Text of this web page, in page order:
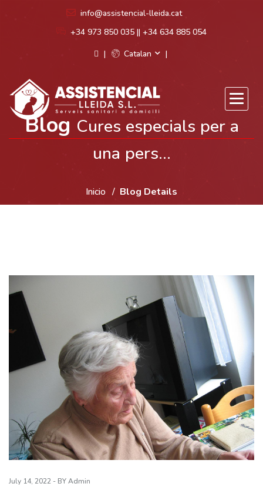
info@assistencial-lleida.cat
+34 973 850 035 || +34 634 885 054
Catalan
Blog Cures especials per a
una pers...
Inicio Blog Details
July 14, 2022 - BY Admin